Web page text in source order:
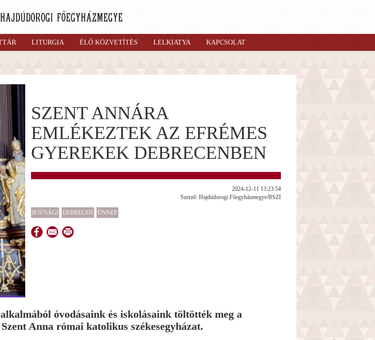
LITURGIA ÉLŐ KÖZVETÍTÉS LELKIATYA KAPCSOLAT
SZENT ANNÁRA
EMLÉKEZTEK AZ EFRÉMES
GYEREKEK DEBRECENBEN
2024-12-11 13:23:54
Szerző: Hajdúdorogi Főegyházmegye/BSZI
IFJÚSÁGI DEBRECEN ÜNNEP
óvodásaink és iskolásaink töltötték meg a
Anna római katolikus székesegyházat.